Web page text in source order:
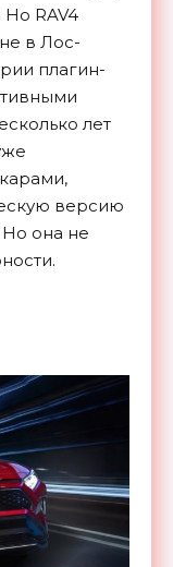
Но RAV4
в Лос-
плагин-
лет
версию
Но она не